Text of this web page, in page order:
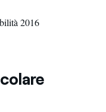
2016